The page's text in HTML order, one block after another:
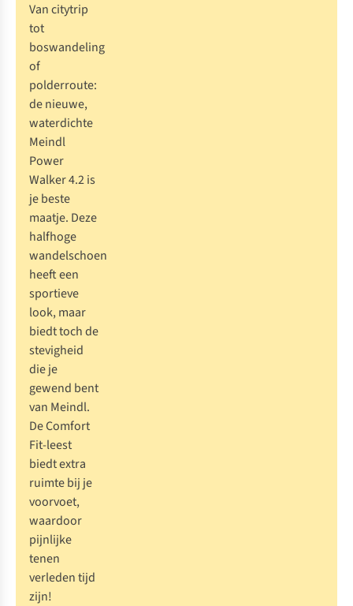
Van citytrip
tot
boswandeling
of
polderroute:
de nieuwe,
waterdichte
Meindl
Power
Walker 4.2 is
je beste
maatje. Deze
halfhoge
wandelschoen
heeft een
sportieve
look, maar
biedt toch de
stevigheid
die je
gewend bent
van Meindl.
De Comfort
Fit-leest
biedt extra
ruimte bij je
voorvoet,
waardoor
pijnlijke
tenen
verleden tijd
zijn!